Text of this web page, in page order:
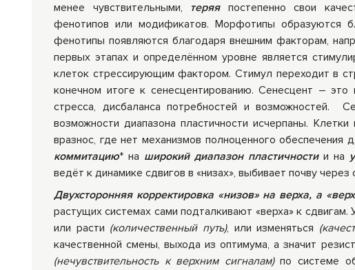
менее чувствительными, теряяпостепенно свои
фенотипов или модификатов. Морфотипы образуются
фенотипы появляются благодаря внешним факторам,
первых этапах и определённом уровне является
клеток стрессирующим фактором. Стимул переходит в
конечном итоге к сенесцентированию. Сенесцент –
стресса, дисбаланса потребностей и возможностей.
возможности диапазона пластичности исчерпаны.
вразнос, где нет механизмов полноценного
коммитацию* на широкий диапазон пластичностии на
ведёт к динамике сдвигов в «низах», выбивает почву
Двухсторонняя корректировка «низов» на верха, а
растущих системах сами подталкивают «верха» к
или расти (количественный путь), или изменяться
качественной смены, выхода из оптимума, а значит
(нечувствительность к верхним сигналам)по системе